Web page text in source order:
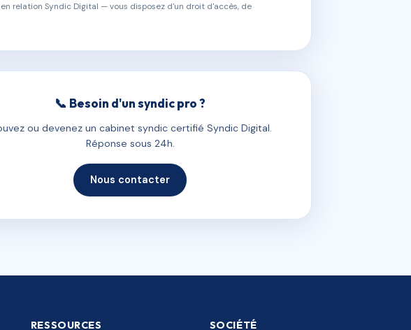
relation Syndic Digital — vous disposez d'un droit d'accès, de
📞 Besoin d'un syndic pro ?
ou devenez un cabinet syndic certifié Syndic Digital.
Réponse sous 24h.
Nous contacter
RESSOURCES SOCIÉTÉ